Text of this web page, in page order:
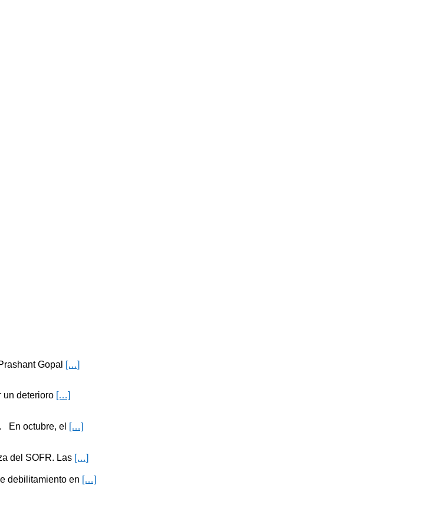
Gopal
[…]
un deterioro […]
En octubre, el […]
del SOFR. Las […]
debilitamiento en […]